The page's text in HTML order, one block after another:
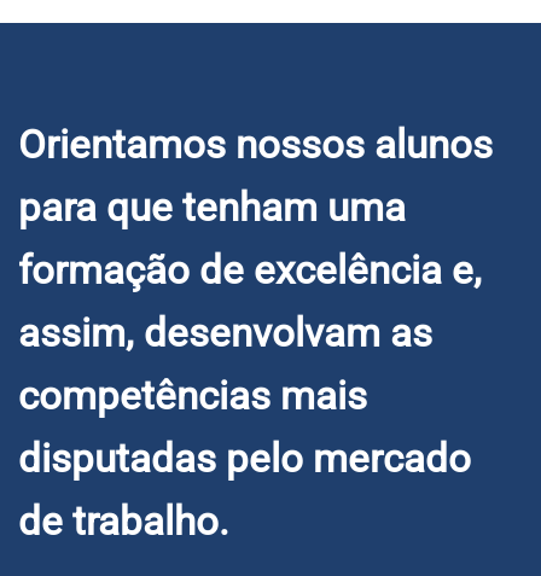
aprender de verdade,
…
Orientamos nossos alunos
para que tenham uma
formação de excelência e,
assim, desenvolvam as
competências mais
disputadas pelo mercado
de trabalho.